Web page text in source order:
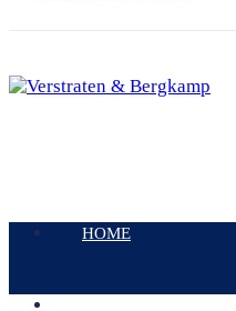
Mobile
HOME